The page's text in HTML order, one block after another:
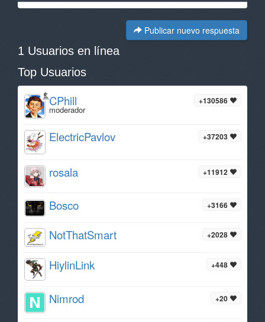
Publicar nuevo respuesta
1 Usuarios en línea
Top Usuarios
+130586
CPhill
moderador
+37203
ElectricPavlov
+11912
rosala
+3166
Bosco
+2028
NotThatSmart
+448
HiylinLink
+20
Nimrod